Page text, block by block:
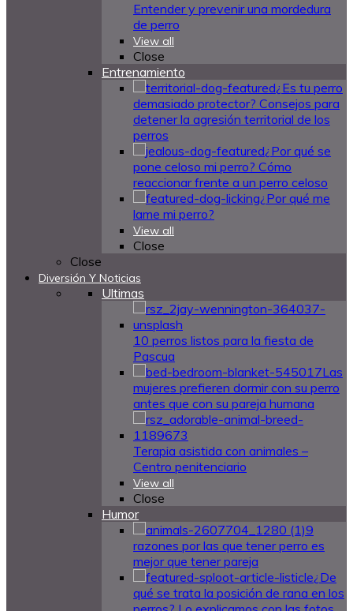
Entender y prevenir una mordedura
de perro
View all
Close
Entrenamiento
¿Es tu perro
demasiado protector? Consejos para
detener la agresión territorial de los
perros
¿Por qué se
pone celoso mi perro? Cómo
reaccionar frente a un perro celoso
¿Por qué me
lame mi perro?
View all
Close
Close
Diversión Y Noticias
Ultimas
10 perros listos para la fiesta de
Pascua
Las
mujeres prefieren dormir con su perro
antes que con su pareja humana
Terapia asistida con animales –
Centro penitenciario
View all
Close
Humor
9
razones por las que tener perro es
mejor que tener pareja
¿De
qué se trata la posición de rana en los